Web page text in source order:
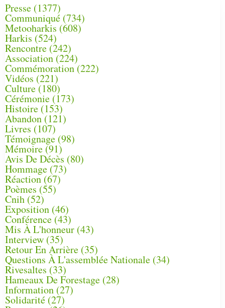
Presse (1377)
Communiqué (734)
Metooharkis (608)
Harkis (524)
Rencontre (242)
Association (224)
Commémoration(222)
Vidéos (221)
Culture(180)
Cérémonie (173)
Histoire (153)
Abandon(121)
Livres (107)
Témoignage (98)
Mémoire (91)
Avis De Décès (80)
Hommage (73)
Réaction(67)
Poèmes (55)
Cnih (52)
Exposition (46)
Conférence(43)
Mis À L'honneur (43)
Interview (35)
Retour En Arrière (35)
Questions À L'assemblée Nationale (34)
Rivesaltes (33)
Hameaux De Forestage (28)
Information (27)
Solidarité (27)